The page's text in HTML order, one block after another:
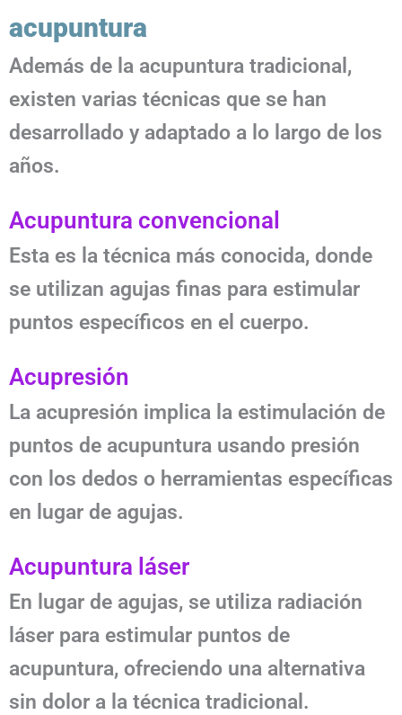
acupuntura
Además de la acupuntura tradicional,
existen varias técnicas que se han
desarrollado y adaptado a lo largo de los
años.
Acupuntura convencional
Esta es la técnica más conocida, donde
se utilizan agujas finas para estimular
puntos específicos en el cuerpo.
Acupresión
La acupresión implica la estimulación de
puntos de acupuntura usando presión
con los dedos o herramientas específicas
en lugar de agujas.
Acupuntura láser
En lugar de agujas, se utiliza radiación
láser para estimular puntos de
acupuntura, ofreciendo una alternativa
sin dolor a la técnica tradicional.